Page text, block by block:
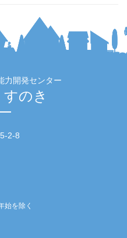
力開発センター
のき
2-8
始を除く